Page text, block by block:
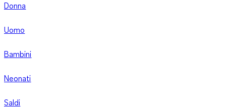
Donna
Uomo
Bambini
Neonati
Saldi